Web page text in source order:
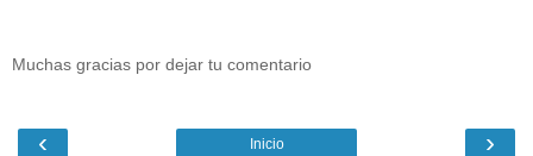
Muchas gracias por dejar tu comentario
‹ ›
Inicio